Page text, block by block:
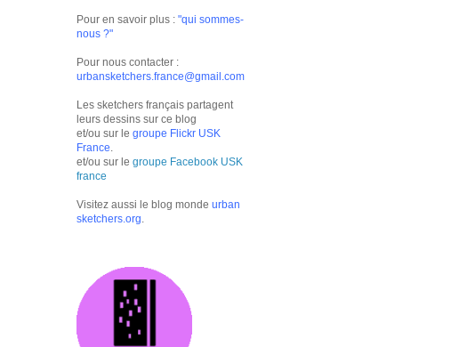
Pour en savoir plus : "qui sommes-
nous ?"
Pour nous contacter :
urbansketchers.france@gmail.com
Les sketchers français partagent
leurs dessins sur ce blog
et/ou sur le groupe Flickr USK
France
et/ou sur le groupe Facebook USK
france
Visitez aussi le blog monde urban
sketchers.org